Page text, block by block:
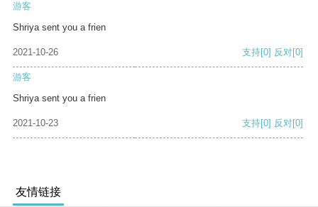
游客
Shriya sent you a frien
2021-10-26 支持[0] 反对[0]
游客
Shriya sent you a frien
2021-10-23 支持[0] 反对[0]
友情链接